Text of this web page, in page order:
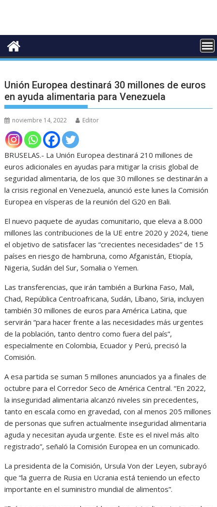
Unión Europea destinará 30 millones de euros
en ayuda alimentaria para Venezuela
noviembre 14, 2022 Editor
BRUSELAS.- La Unión Europea destinará 210 millones de
euros adicionales en ayudas para mitigar la crisis global de
seguridad alimentaria, de los que 30 millones se destinarán a
la crisis regional en Venezuela, anunció este lunes la Comisión
Europea en vísperas de la reunión del G20 en Bali.
El nuevo paquete de ayudas comunitario, que eleva a 8.000
millones las contribuciones de la UE entre 2020 y 2024, tiene
el objetivo de satisfacer las “crecientes necesidades” de 15
países en riesgo de hambruna, como Afganistán, Etiopía,
Nigeria, Sudán del Sur, Somalia o Yemen.
Las transferencias, que irán también a Burkina Faso, Mali,
Chad, República Centroafricana, Sudán, Líbano, Siria, incluyen
también 30 millones de euros para América Latina, que
servirán “para hacer frente a las necesidades más urgentes
de la población, tanto dentro como fuera del país”,
especialmente en Colombia, Ecuador y Perú, precisó la
Comisión.
A esa partida se suman 5 millones anunciados ya a finales de
octubre para el Corredor Seco de América Central. “En 2022,
la inseguridad alimentaria alcanzó niveles sin precedentes,
tanto en escala como en gravedad, con al menos 205 millones
de personas que sufren actualmente inseguridad alimentaria
aguda y necesitan ayuda urgente. Este es el nivel más alto
registrado”, señaló la Comisión Europea en un comunicado.
La presidenta de la Comisión, Ursula Von der Leyen, subrayó
que “la guerra de Rusia en Ucrania está teniendo un efecto
importante en el suministro mundial de alimentos”.